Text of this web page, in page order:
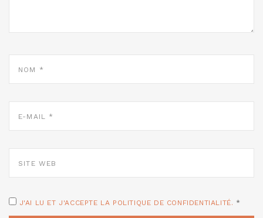
MAIL
WEB
J'AI LU ET J'ACCEPTE LA POLITIQUE DE CONFIDENTIALITÉ. *